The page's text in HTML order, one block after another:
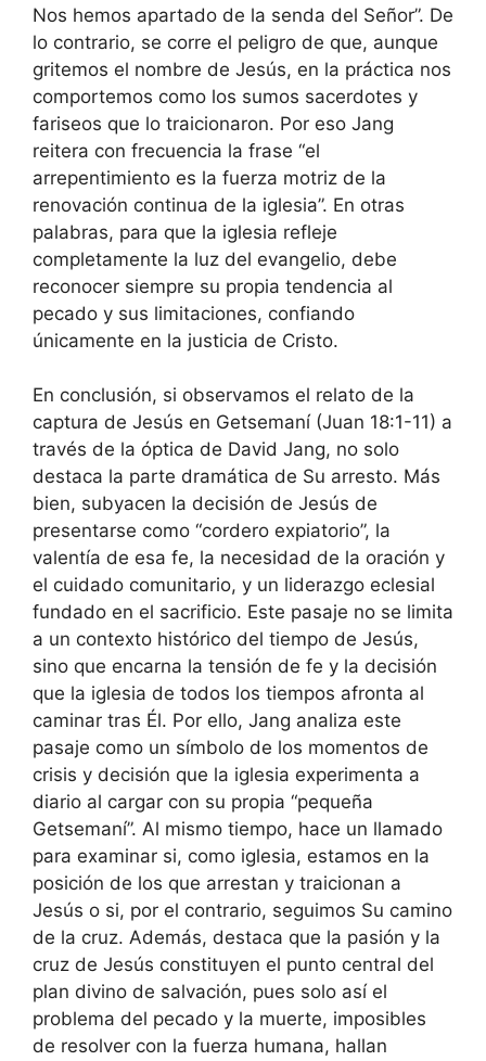
Nos hemos apartado de la senda del Señor”. De
lo contrario, se corre el peligro de que, aunque
gritemos el nombre de Jesús, en la práctica nos
comportemos como los sumos sacerdotes y
fariseos que lo traicionaron. Por eso Jang
reitera con frecuencia la frase “el
arrepentimiento es la fuerza motriz de la
renovación continua de la iglesia”. En otras
palabras, para que la iglesia refleje
completamente la luz del evangelio, debe
reconocer siempre su propia tendencia al
pecado y sus limitaciones, confiando
únicamente en la justicia de Cristo.
En conclusión, si observamos el relato de la
captura de Jesús en Getsemaní (Juan 18:1-11) a
través de la óptica de David Jang, no solo
destaca la parte dramática de Su arresto. Más
bien, subyacen la decisión de Jesús de
presentarse como “cordero expiatorio”, la
valentía de esa fe, la necesidad de la oración y
el cuidado comunitario, y un liderazgo eclesial
fundado en el sacrificio. Este pasaje no se limita
a un contexto histórico del tiempo de Jesús,
sino que encarna la tensión de fe y la decisión
que la iglesia de todos los tiempos afronta al
caminar tras Él. Por ello, Jang analiza este
pasaje como un símbolo de los momentos de
crisis y decisión que la iglesia experimenta a
diario al cargar con su propia “pequeña
Getsemaní”. Al mismo tiempo, hace un llamado
para examinar si, como iglesia, estamos en la
posición de los que arrestan y traicionan a
Jesús o si, por el contrario, seguimos Su camino
de la cruz. Además, destaca que la pasión y la
cruz de Jesús constituyen el punto central del
plan divino de salvación, pues solo así el
problema del pecado y la muerte, imposibles
de resolver con la fuerza humana, hallan